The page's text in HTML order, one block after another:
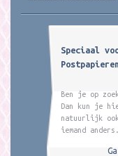
Speciaal
Ben je op
Dan kun je
natuurlijk ook
iemand anders.